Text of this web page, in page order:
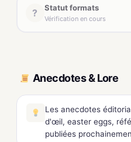
? Statut formats
Vérification en cours
Anecdotes & Lore
Les anecdotes
d'œil, easter eggs,
publiées